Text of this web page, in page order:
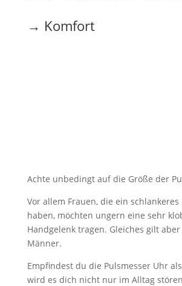
→ Komfort
Achte unbedingt auf die Größe der
Vor allem Frauen, die ein schlankeres
haben, möchten ungern eine sehr
Handgelenk tragen. Gleiches gilt
Männer.
Empfindest du die Pulsmesser Uhr
wird es dich nicht nur im Alltag